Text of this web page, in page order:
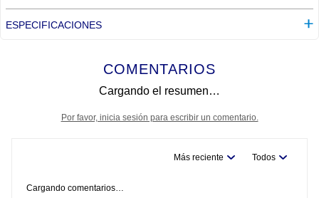
ESPECIFICACIONES
COMENTARIOS
Cargando el resumen…
Por favor, inicia sesión para escribir un comentario.
Más reciente Todos
Cargando comentarios…